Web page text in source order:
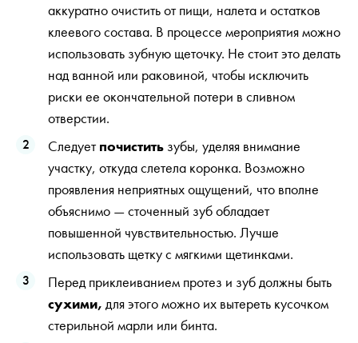
аккуратно очистить от пищи, налета и остатков
клеевого состава. В процессе мероприятия можно
использовать зубную щеточку. Не стоит это делать
над ванной или раковиной, чтобы исключить
риски ее окончательной потери в сливном
отверстии.
Следуетпочистить зубы, уделяя внимание
участку, откуда слетела коронка. Возможно
проявления неприятных ощущений, что вполне
объяснимо — сточенный зуб обладает
повышенной чувствительностью. Лучше
использовать щетку с мягкими щетинками.
Перед приклеиванием протез и зуб должны быть
сухими, для этого можно их вытереть кусочком
стерильной марли или бинта.